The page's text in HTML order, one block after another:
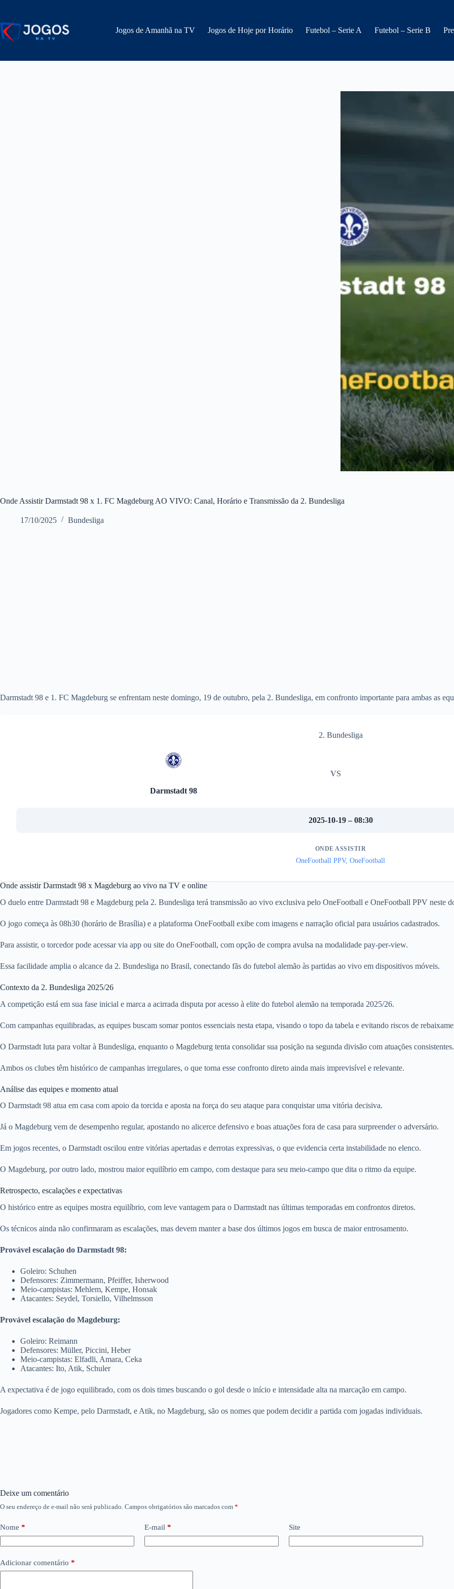
o
conteúdo
Jogos de Amanhã na TV Jogos de Hoje por Horário Futebol – Serie A Futebol – Serie B
Onde Assistir Darmstadt 98 x 1. FC Magdeburg AO VIVO: Canal, Horário e Transmissão da 2. Bundesliga
17/10/2025 Bundesliga
Darmstadt 98 e 1. FC Magdeburg se enfrentam neste domingo, 19 de outubro, pela 2. Bundesliga, em confronto importante para ambas as
2. Bundesliga
Darmstadt 98
VS
2025-10-19 – 08:30
ONDE ASSISTIR
OneFootball PPV, OneFootball
Onde assistir Darmstadt 98 x Magdeburg ao vivo na TV e online
O duelo entre Darmstadt 98 e Magdeburg pela 2. Bundesliga terá transmissão ao vivo exclusiva pelo OneFootball e OneFootball PPV neste
O jogo começa às 08h30 (horário de Brasília) e a plataforma OneFootball exibe com imagens e narração oficial para usuários cadastrados.
Para assistir, o torcedor pode acessar via app ou site do OneFootball, com opção de compra avulsa na modalidade pay-per-view.
Essa facilidade amplia o alcance da 2. Bundesliga no Brasil, conectando fãs do futebol alemão às partidas ao vivo em dispositivos móveis.
Contexto da 2. Bundesliga 2025/26
A competição está em sua fase inicial e marca a acirrada disputa por acesso à elite do futebol alemão na temporada 2025/26.
Com campanhas equilibradas, as equipes buscam somar pontos essenciais nesta etapa, visando o topo da tabela e evitando riscos de
O Darmstadt luta para voltar à Bundesliga, enquanto o Magdeburg tenta consolidar sua posição na segunda divisão com atuações consistentes.
Ambos os clubes têm histórico de campanhas irregulares, o que torna esse confronto direto ainda mais imprevisível e relevante.
Análise das equipes e momento atual
O Darmstadt 98 atua em casa com apoio da torcida e aposta na força do seu ataque para conquistar uma vitória decisiva.
Já o Magdeburg vem de desempenho regular, apostando no alicerce defensivo e boas atuações fora de casa para surpreender o adversário.
Em jogos recentes, o Darmstadt oscilou entre vitórias apertadas e derrotas expressivas, o que evidencia certa instabilidade no elenco.
O Magdeburg, por outro lado, mostrou maior equilíbrio em campo, com destaque para seu meio-campo que dita o ritmo da equipe.
Retrospecto, escalações e expectativas
O histórico entre as equipes mostra equilíbrio, com leve vantagem para o Darmstadt nas últimas temporadas em confrontos diretos.
Os técnicos ainda não confirmaram as escalações, mas devem manter a base dos últimos jogos em busca de maior entrosamento.
Provável escalação do Darmstadt 98:
Goleiro: Schuhen
Defensores: Zimmermann, Pfeiffer, Isherwood
Meio-campistas: Mehlem, Kempe, Honsak
Atacantes: Seydel, Torsiello, Vilhelmsson
Provável escalação do Magdeburg:
Goleiro: Reimann
Defensores: Müller, Piccini, Heber
Meio-campistas: Elfadli, Amara, Ceka
Atacantes: Ito, Atik, Schuler
A expectativa é de jogo equilibrado, com os dois times buscando o gol desde o início e intensidade alta na marcação em campo.
Jogadores como Kempe, pelo Darmstadt, e Atik, no Magdeburg, são os nomes que podem decidir a partida com jogadas individuais.
Deixe um comentário
O seu endereço de e-mail não será publicado. Campos obrigatórios são marcados com *
Nome * E-mail * Site
Adicionar comentário *